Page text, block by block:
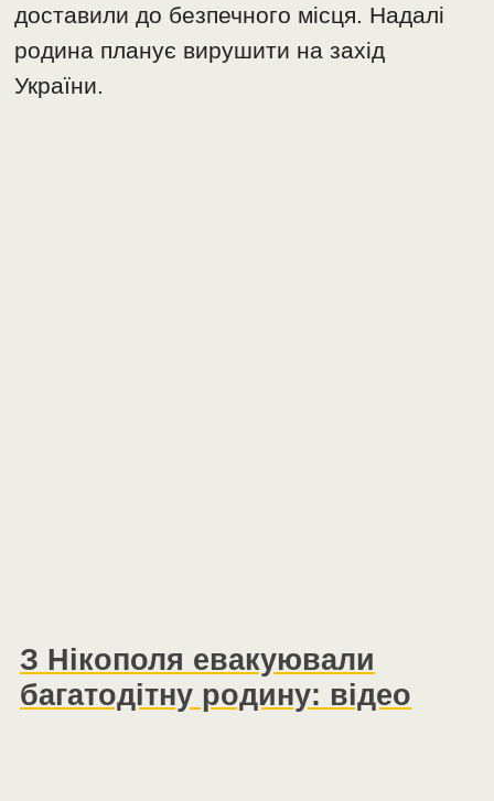
доставили до безпечного місця. Надалі
родина планує вирушити на захід
України.
З Нікополя евакуювали
багатодітну родину: відео